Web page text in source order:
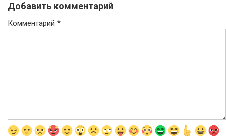
Добавить комментарий
Комментарий *